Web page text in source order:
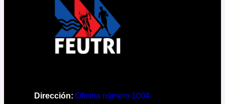
Dirección: Oficina número 1004